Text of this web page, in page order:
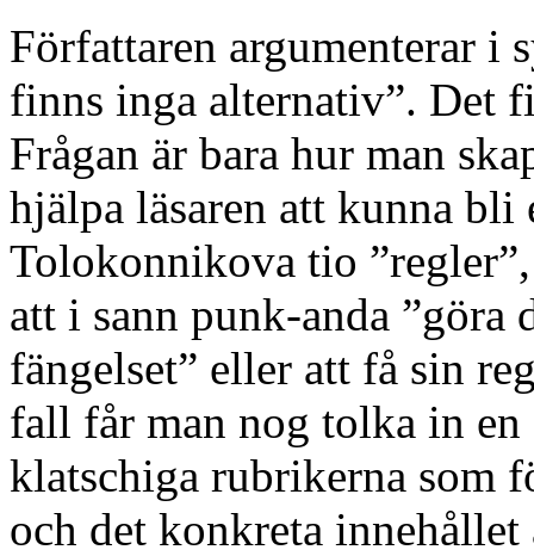
Författaren argumenterar i
finns inga alternativ”. Det
Frågan är bara hur man
hjälpa läsaren att kunna
Tolokonnikova tio
att i sann punk-anda
fängelset” eller att få sin
fall får man nog tolka in
klatschiga rubrikerna som
och det konkreta